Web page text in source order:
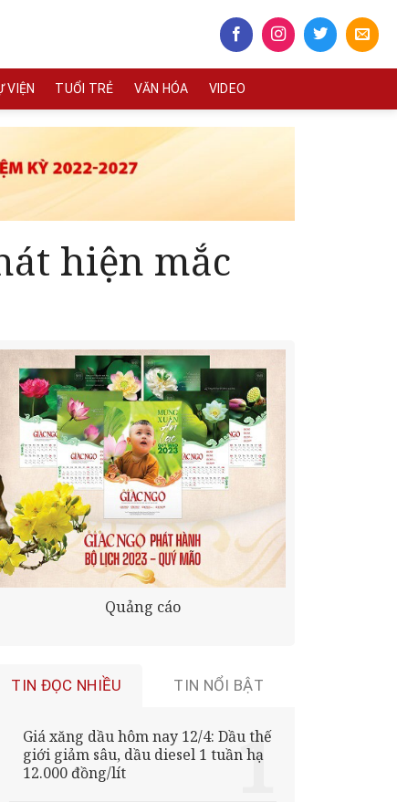
VIỆN TUỔI TRẺ VĂN HÓA VIDEO
hiện mắc
Quảng cáo
TIN ĐỌC NHIỀU TIN NỔI BẬT
Giá xăng dầu hôm nay 12/4: Dầu thế
giới giảm sâu, dầu diesel 1 tuần hạ
12.000 đồng/lít